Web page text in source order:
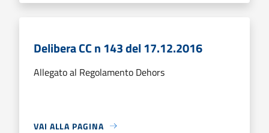
Delibera CC n 143 del 17.12.2016
Allegato al Regolamento Dehors
VAI ALLA PAGINA